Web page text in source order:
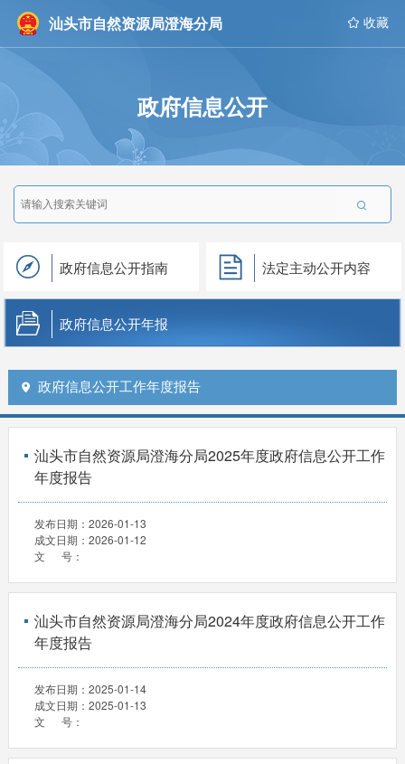
汕头市自然资源局澄海分局  收藏
政府信息公开

政府信息公开指南 法定主动公开内容
政府信息公开年报
 政府信息公开工作年度报告
汕头市自然资源局澄海分局2025年度政府信息公开工作
年度报告
发布日期： 2026-01-13
成文日期： 2026-01-12
文 号：
汕头市自然资源局澄海分局2024年度政府信息公开工作
年度报告
发布日期： 2025-01-14
成文日期： 2025-01-13
文 号：